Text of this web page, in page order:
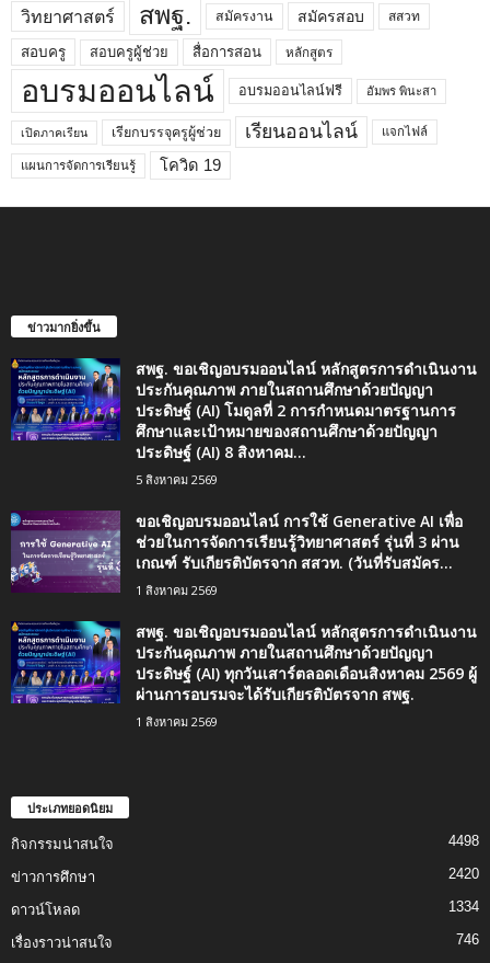
วิทยาศาสตร์ สพฐ. สมัครงาน สมัครสอบ สสวท
สอบครู สอบครูผู้ช่วย สื่อการสอน หลักสูตร
อบรมออนไลน์ อบรมออนไลน์ฟรี อัมพร พินะสา
เปิดภาคเรียน เรียกบรรจุครูผู้ช่วย เรียนออนไลน์ แจกไฟล์
แผนการจัดการเรียนรู้ โควิด 19
ข่าวมากยิ่งขึ้น
สพฐ. ขอเชิญอบรมออนไลน์ หลักสูตรการดำเนินงาน
ประกันคุณภาพ ภายในสถานศึกษาด้วยปัญญา
ประดิษฐ์ (AI) โมดูลที่ 2 การกำหนดมาตรฐานการ
ศึกษาและเป้าหมายของสถานศึกษาด้วยปัญญา
ประดิษฐ์ (AI) 8 สิงหาคม...
5 สิงหาคม 2569
ขอเชิญอบรมออนไลน์ การใช้ Generative AI เพื่อ
ช่วยในการจัดการเรียนรู้วิทยาศาสตร์ รุ่นที่ 3 ผ่าน
เกณฑ์ รับเกียรติบัตรจาก สสวท. (วันที่รับสมัคร...
1 สิงหาคม 2569
สพฐ. ขอเชิญอบรมออนไลน์ หลักสูตรการดำเนินงาน
ประกันคุณภาพ ภายในสถานศึกษาด้วยปัญญา
ประดิษฐ์ (AI) ทุกวันเสาร์ตลอดเดือนสิงหาคม 2569 ผู้
ผ่านการอบรมจะได้รับเกียรติบัตรจาก สพฐ.
1 สิงหาคม 2569
ประเภทยอดนิยม
กิจกรรมน่าสนใจ 4498
ข่าวการศึกษา 2420
ดาวน์โหลด 1334
เรื่องราวน่าสนใจ 746